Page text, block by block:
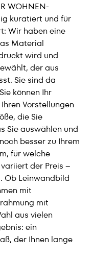
WOHNEN-
kuratiert und für
Wir haben eine
Material
wird und
der aus
Sie sind da
können Ihr
Vorstellungen
die Sie
Sie auswählen und
besser zu Ihrem
für welche
der Preis –
Ob Leinwandbild
mit
mit
aus vielen
ein
der Ihnen lange